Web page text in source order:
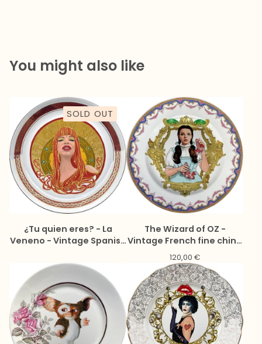
You might also like
SOLD OUT
¿Tu quien eres? - La
Veneno - Vintage Spanish
The Wizard of OZ -
Vintage French fine china
Plate - #0750
120,00 €